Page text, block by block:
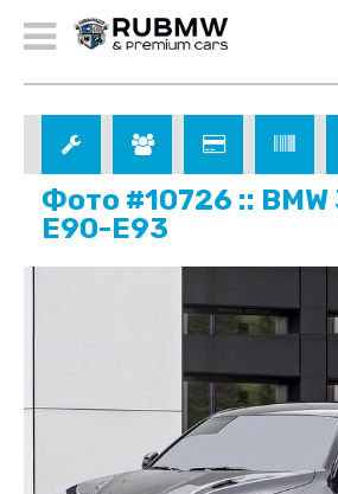
Фото #10726 :: BMW
E90-E93